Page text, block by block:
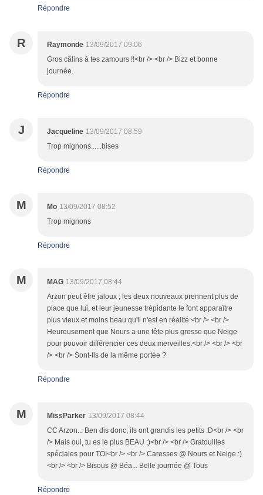
Répondre
R Raymonde 13/09/2017 09:06
Gros câlins à tes zamours !!<br /> <br /> Bizz et bonne
journée.
Répondre
J Jacqueline 13/09/2017 08:59
Trop mignons......bises
Répondre
M Mo 13/09/2017 08:52
Trop mignons
Répondre
M MAG 13/09/2017 08:44
Arzon peut être jaloux ; les deux nouveaux prennent plus de
place que lui, et leur jeunesse trépidante le font apparaître
plus vieux et moins beau qu'il n'est en réalité.<br /> <br />
Heureusement que Nours a une tête plus grosse que Neige
pour pouvoir différencier ces deux merveilles.<br /> <br /> <br
/> <br /> Sont-Ils de la même portée ?
Répondre
M MissParker 13/09/2017 08:44
CC Arzon... Ben dis donc, ils ont grandis les petits :D<br /> <br
/> Mais oui, tu es le plus BEAU ;)<br /> <br /> Gratouilles
spéciales pour TOI<br /> <br /> Caresses @ Nours et Neige :)
<br /> <br /> Bisous @ Béa... Belle journée @ Tous
Répondre